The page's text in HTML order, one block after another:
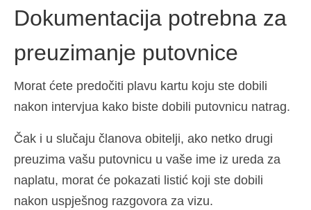
Poljski)
Slovenčina Slovački
Slovenščina(Slovenski
Dokumentacija potrebna za
preuzimanje putovnice
Morat ćete predočiti plavu kartu koju ste dobili
nakon intervjua kako biste dobili putovnicu natrag.
Čak i u slučaju članova obitelji, ako netko drugi
preuzima vašu putovnicu u vaše ime iz ureda za
naplatu, morat će pokazati listić koji ste dobili
nakon uspješnog razgovora za vizu.